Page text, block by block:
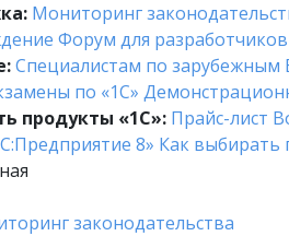
Мониторинг
Форум для разработчиков
Cпециалистам по зарубежным
по «1С»
продукты «1С»: Прайс-лист
8» Как выбирать
законодательства